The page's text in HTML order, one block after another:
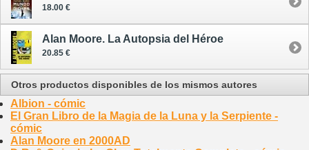
18.00 €
Alan Moore. La Autopsia del Héroe
20.85 €
Otros productos disponibles de los mismos autores
Albion - cómic
El Gran Libro de la Magia de la Luna y la Serpiente -
cómic
Alan Moore en 2000AD